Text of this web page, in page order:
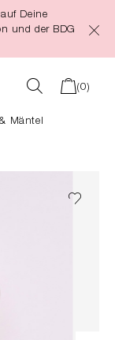
Deine
und der BDG
(0)
Mäntel